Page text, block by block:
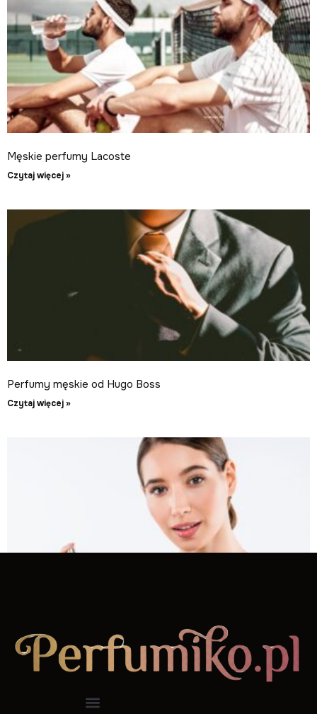
Męskie perfumy Lacoste
Czytaj więcej »
Perfumy męskie od Hugo Boss
Czytaj więcej »
Czytaj więcej »